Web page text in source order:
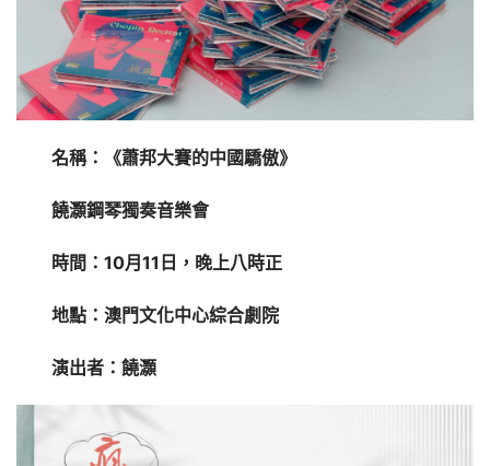
名稱：《蕭邦大賽的中國驕傲》
饒灝鋼琴獨奏音樂會
時間：10月11日，晚上八時正
地點：澳門文化中心綜合劇院
演出者：饒灝